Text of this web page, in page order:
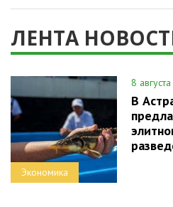
ЛЕНТА
Экономика
8
В